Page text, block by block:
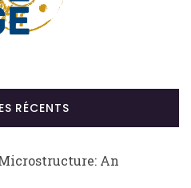
RÉCENTS
An